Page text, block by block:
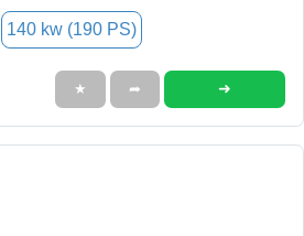
140 kw (190 PS)
★ ➦ ➜